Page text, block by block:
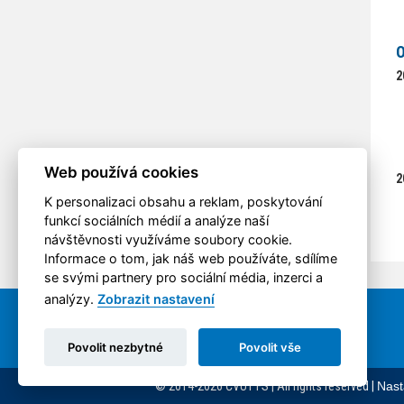
© 2014-2026 ČVUT FS | All rights reserved |
Web používá cookies
K personalizaci obsahu a reklam, poskytování
funkcí sociálních médií a analýze naší
návštěvnosti využíváme soubory cookie.
Informace o tom, jak náš web používáte, sdílíme
se svými partnery pro sociální média, inzerci a
analýzy. Zobrazit nastavení
Povolit nezbytné Povolit vše